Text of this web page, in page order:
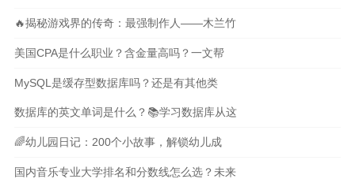
🔥揭秘游戏界的传奇：最强制作人——木兰竹
美国CPA是什么职业？含金量高吗？一文帮
MySQL是缓存型数据库吗？还是有其他类
数据库的英文单词是什么？📚学习数据库从这
🌈幼儿园日记：200个小故事，解锁幼儿成
国内音乐专业大学排名和分数线怎么选？未来